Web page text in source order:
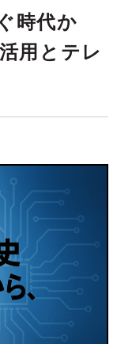
時代か
用とテレ